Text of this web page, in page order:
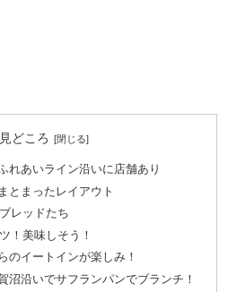
見どころ
れあいライン沿いに店舗あり
とまったレイアウト
レッドたち
！美味しそう！
のイートインが楽しみ！
沼沿いでサフランパンでブランチ！